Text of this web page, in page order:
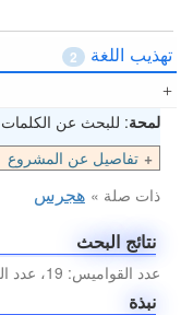
تهذيب اللغة 2
لمحة: للبحث عن
تفاصيل عن المشروع
ذات صلة » هجرس
نتائج البحث
عدد القواميس: 19، عدد المداخل الكلي: 20 (0.19 ثانية)
نبذة